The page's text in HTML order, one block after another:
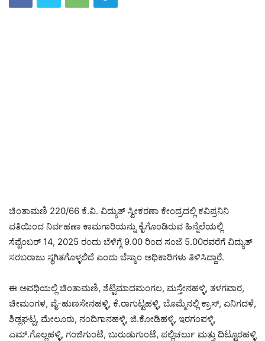
ಚಿಂತಾಮಣಿ 220/66 ಕೆ.ವಿ. ವಿದ್ಯುತ್ ಸ್ವೀಕರಣಾ ಕೇಂದ್ರದಲ್ಲಿ ಕವಿಪ್ರನಿನಿ
ವತಿಯಿಂದ ನಿರ್ವಹಣಾ ಕಾಮಗಾರಿಯನ್ನು ಕೈಗೊಂಡಿರುವ ಹಿನ್ನೆಲೆಯಲ್ಲಿ
ಸೆಪ್ಟೆಂಬರ್ 14, 2025 ರಂದು ಬೆಳಿಗ್ಗೆ 9.00 ರಿಂದ ಸಂಜೆ 5.00ರವರೆಗೆ ವಿದ್ಯುತ್
ಸರಬರಾಜು ಸ್ಥಗಿತಗೊಳ್ಳಲಿದೆ ಎಂದು ಬೆಸ್ಕಾಂ ಅಧಿಕಾರಿಗಳು ತಿಳಿಸಿದ್ದಾರೆ.
ಈ ಅವಧಿಯಲ್ಲಿ ಚಿಂತಾಮಣಿ, ಶೆಟ್ಟಿಮಾದಮಂಗಲ, ಮಸ್ತೇನಹಳ್ಳಿ, ತಳಗವಾರ,
ಚೀಮಂಗಳ, ವೈ-ಹುಣಸೇನಹಳ್ಳಿ, ಕೆ.ರಾಗುಟ್ಟಹಳ್ಳಿ, ಬೊಮ್ಮೆನಲ್ಲಿ ಕ್ರಾಸ್, ಏನಿಗದಳೆ,
ಶಿಡ್ಲಘಟ್ಟ, ಮೇಲೂರು, ನಂದಿಗಾನಹಳ್ಳಿ, ಜಿ.ಕೋಡಿಹಳ್ಳಿ, ಇರಗಂಪಳ್ಳಿ,
ಎಮ್.ಗೊಲ್ಲಹಳ್ಳಿ, ಗಂಜಿಗುಂಟೆ, ಬುರುಡುಗುಂಟೆ, ಪಲ್ಲಿಚರ್ಲು ಮತ್ತು ದಿಟ್ಟೂರಹಳ್ಳಿ